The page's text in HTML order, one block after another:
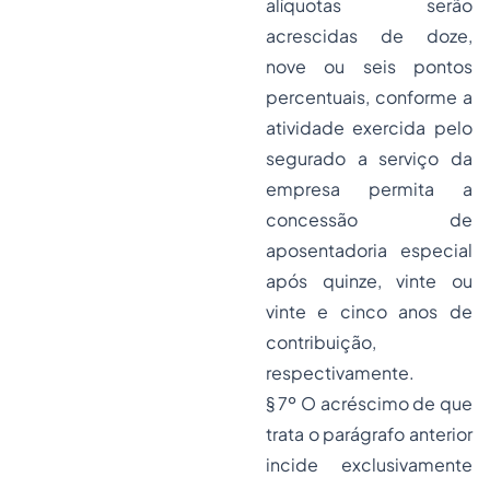
alíquotas serão
acrescidas de doze,
nove ou seis pontos
percentuais, conforme a
atividade exercida pelo
segurado a serviço da
empresa permita a
concessão de
aposentadoria especial
após quinze, vinte ou
vinte e cinco anos de
contribuição,
respectivamente.
§ 7º O acréscimo de que
trata o parágrafo anterior
incide exclusivamente